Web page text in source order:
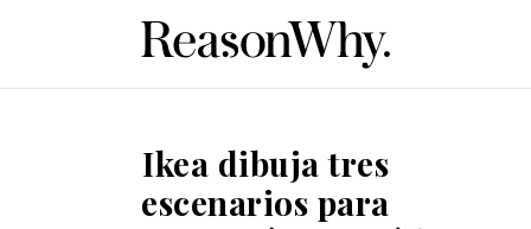
Ikea dibuja tres
escenarios para